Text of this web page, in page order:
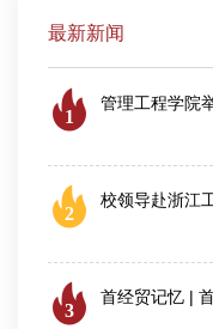
最新新闻
1
管理工程学院
2
校领导赴浙江
3
首经贸记忆 |